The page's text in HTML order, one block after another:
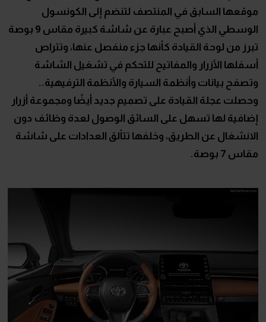
موقعها السابق في المنتصف لتنضم إلى الكونسول
الوسطي الذي أصبح عبارة عن شاشة كبيرة مقاس 9 بوصة
تبرز من لوحة القيادة كأنها جزء منفصل عنها، وتتراص
أسفلها الأزرار والمفاتيح للتحكم في تشغيل الشاشة
وتصفح بيانات وأنظمة السيارة والأنظمة الترفيهية..
وحصلت عجلة القيادة على تصميم جديد أيضًا ومجموعة أزرار
إضافية لها تسهل على السائق الوصول لعدة وظائف دون
الانشغال عن الطريق، وخلفها تتألق العدادات على شاشة
مقاس 7 بوصة.